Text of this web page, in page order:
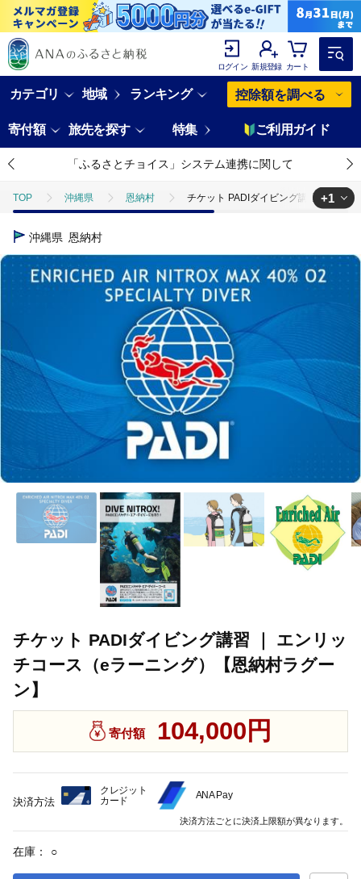
ログイン 新規登録 カート
カテゴリ 地域 ランキング 控除額を調べる
寄付額 旅先を探す 特集 ご利用ガイド
「ふるさとチョイス」システム連携に関して
TOP 沖縄県 恩納村 チケット PADIダイビング講習 ｜ エン
TOP
+1
沖縄県 恩納村
チケット PADIダイビング講習 ｜ エンリッ
チコース（eラーニング）【恩納村ラグー
ン】
寄付額 104,000円
在庫： ○
決済方法
クレジット
カード
ANA Pay
決済方法ごとに決済上限額が異なります。